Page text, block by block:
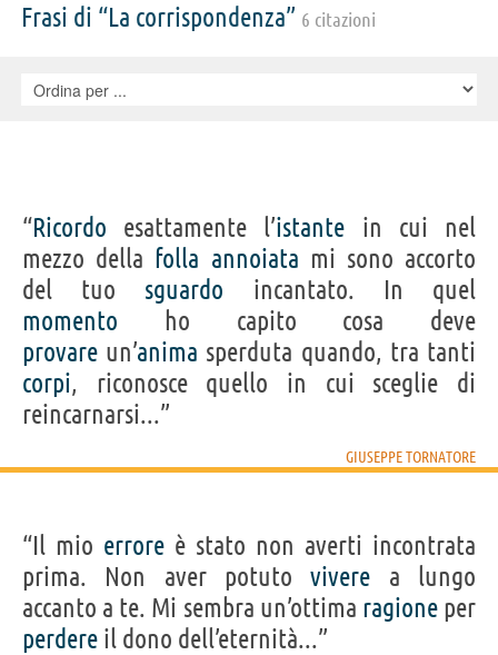
Frasi di “La corrispondenza” 6 citazioni
“Ricordo esattamente l’istante in cui nel
mezzo della folla annoiata mi sono accorto
del tuo sguardo incantato. In quel
momento ho capito cosa deve
provare un’anima sperduta quando, tra tanti
corpi, riconosce quello in cui sceglie di
reincarnarsi...”
GIUSEPPE TORNATORE
“Il mio errore è stato non averti incontrata
prima. Non aver potutovivere a lungo
accanto a te. Mi sembra un’ottima ragioneper
perdere il dono dell’eternità...”